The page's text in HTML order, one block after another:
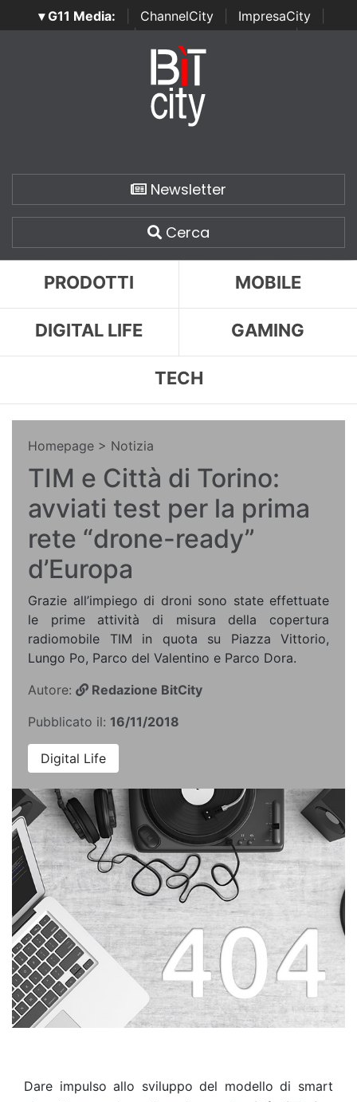
▾ G11 Media: ChannelCity ImpresaCity
SecurityOpenLab | Italian Channel Awards | Italian
Italian Security Awards
Newsletter
Cerca
PRODOTTI MOBILE
DIGITAL LIFE GAMING
TECH
Homepage > Notizia
TIM e Città di Torino:
avviati test per la prima
rete “drone-ready”
d’Europa
Grazie all’impiego di droni sono state effettuate
le prime attività di misura della copertura
radiomobile TIM in quota su Piazza Vittorio,
Lungo Po, Parco del Valentino e Parco Dora.
Autore:
Redazione BitCity
Pubblicato il: 16/11/2018
Digital Life
Dare impulso allo sviluppo del modello di smart